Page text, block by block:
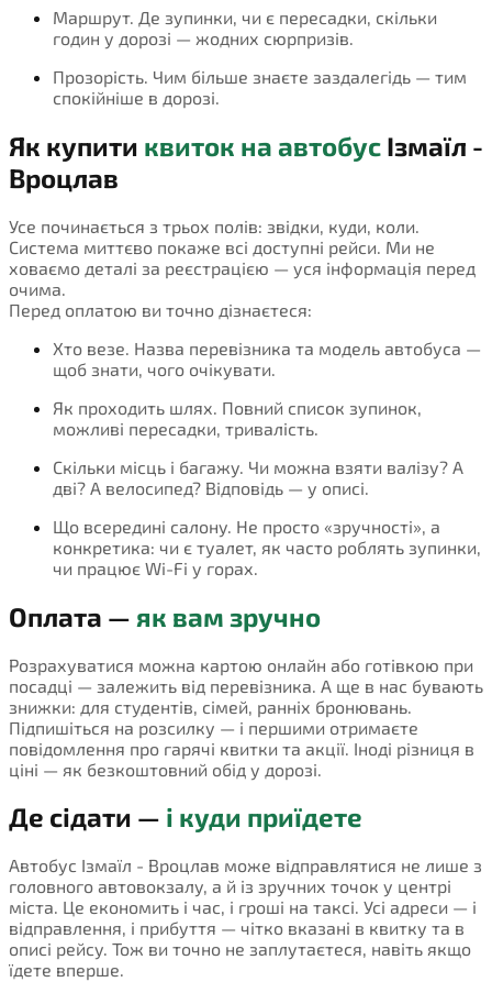
Маршрут. Де зупинки, чи є пересадки, скільки
годин у дорозі — жодних сюрпризів.
Прозорість. Чим більше знаєте заздалегідь — тим
спокійніше в дорозі.
Як купити квиток на автобус Ізмаїл -
Вроцлав
Усе починається з трьох полів: звідки, куди, коли.
Система миттєво покаже всі доступні рейси. Ми не
ховаємо деталі за реєстрацією — уся інформація перед
очима.
Перед оплатою ви точно дізнаєтеся:
Хто везе. Назва перевізника та модель автобуса —
щоб знати, чого очікувати.
Як проходить шлях. Повний список зупинок,
можливі пересадки, тривалість.
Скільки місць і багажу. Чи можна взяти валізу? А
дві? А велосипед? Відповідь — у описі.
Що всередині салону. Не просто «зручності», а
конкретика: чи є туалет, як часто роблять зупинки,
чи працює Wi-Fi у горах.
Оплата — як вам зручно
Розрахуватися можна картою онлайн або готівкою при
посадці — залежить від перевізника. А ще в нас бувають
знижки: для студентів, сімей, ранніх бронювань.
Підпишіться на розсилку — і першими отримаєте
повідомлення про гарячі квитки та акції. Іноді різниця в
ціні — як безкоштовний обід у дорозі.
Де сідати — і куди приїдете
Автобус Ізмаїл - Вроцлав може відправлятися не лише з
головного автовокзалу, а й із зручних точок у центрі
міста. Це економить і час, і гроші на таксі. Усі адреси — і
відправлення, і прибуття — чітко вказані в квитку та в
описі рейсу. Тож ви точно не заплутаєтеся, навіть якщо
їдете вперше.